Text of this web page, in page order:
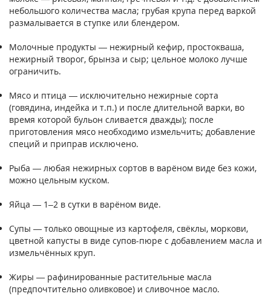
небольшого количества масла; грубая крупа перед варкой
размалывается в ступке или блендером.
Молочные продукты — нежирный кефир, простокваша,
нежирный творог, брынза и сыр; цельное молоко лучше
ограничить.
Мясо и птица — исключительно нежирные сорта
(говядина, индейка и т.п.) и после длительной варки, во
время которой бульон сливается дважды); после
приготовления мясо необходимо измельчить; добавление
специй и приправ исключено.
Рыба — любая нежирных сортов в варёном виде без кожи,
можно цельным куском.
Яйца — 1–2 в сутки в варёном виде.
Супы — только овощные из картофеля, свёклы, моркови,
цветной капусты в виде супов-пюре с добавлением масла и
измельчённых круп.
Жиры — рафинированные растительные масла
(предпочтительно оливковое) и сливочное масло.